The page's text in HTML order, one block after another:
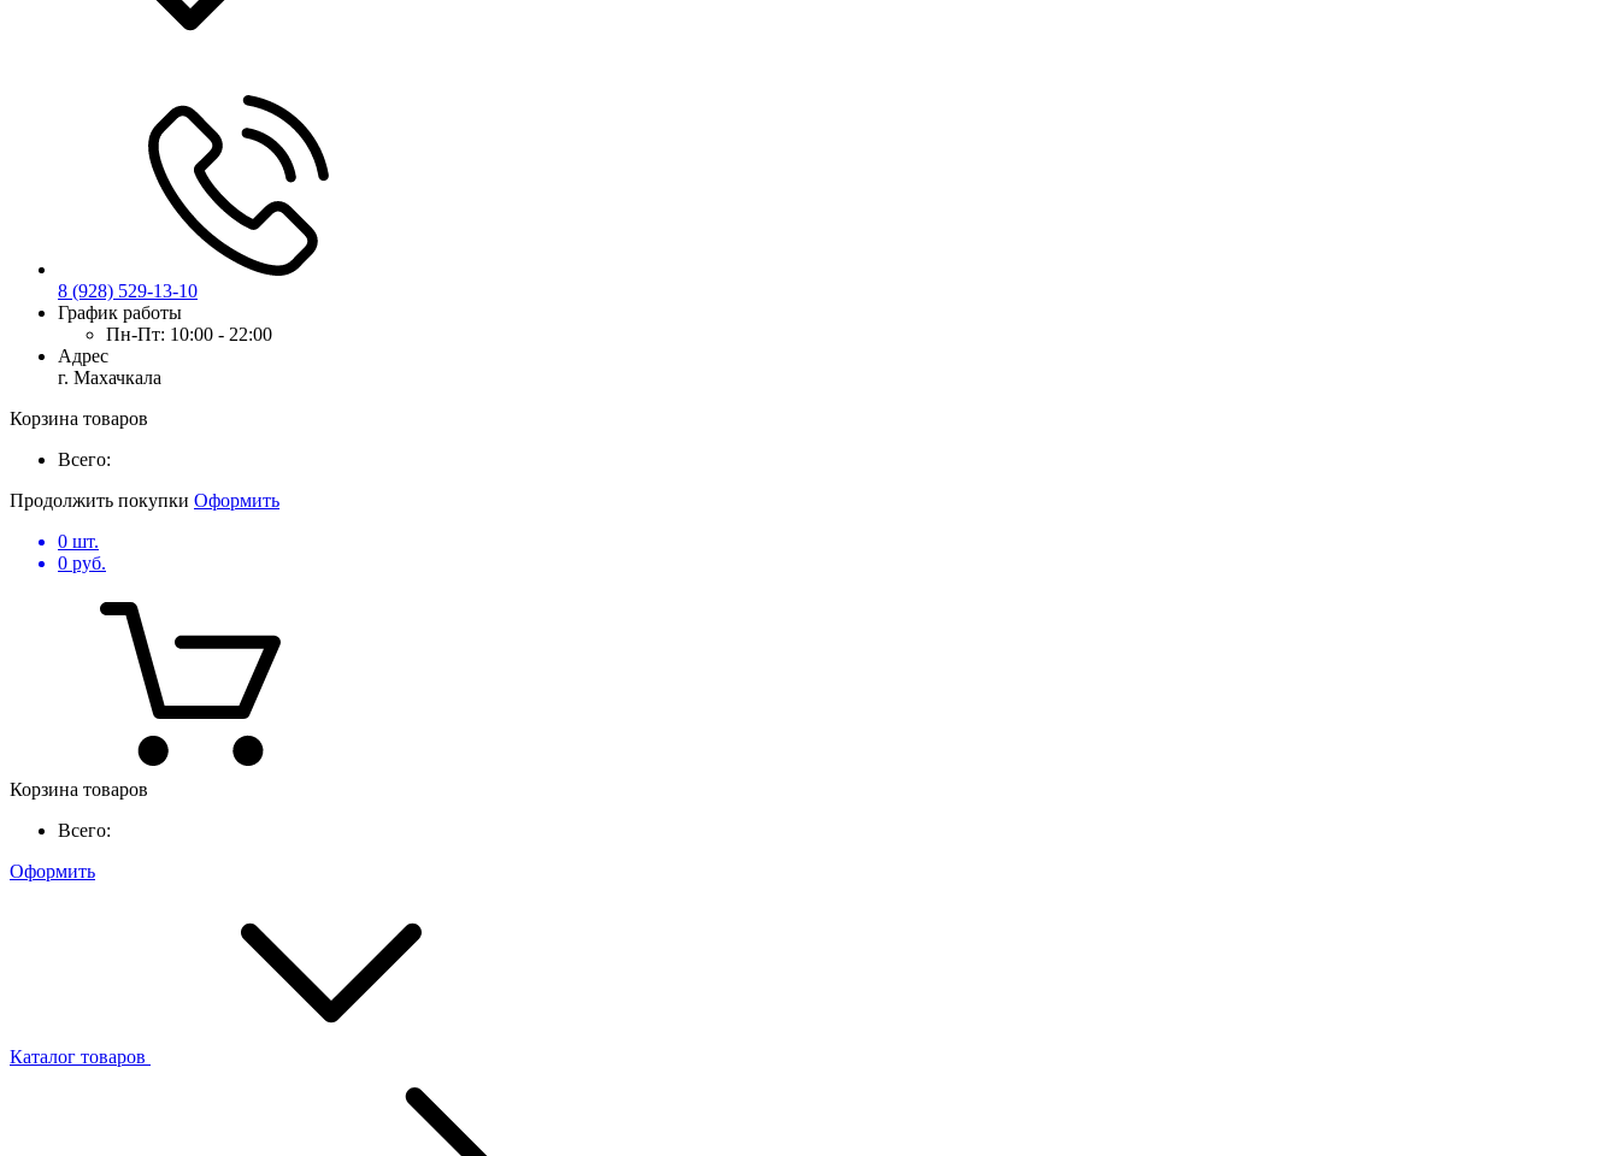
8 (928) 529-13-10
График работы
Пн-Пт: 10:00 - 22:00
Адрес
г. Махачкала
Корзина товаров
Всего:
Продолжить покупки Оформить
0 шт.
0 руб.
Корзина товаров
Всего:
Оформить
Каталог товаров